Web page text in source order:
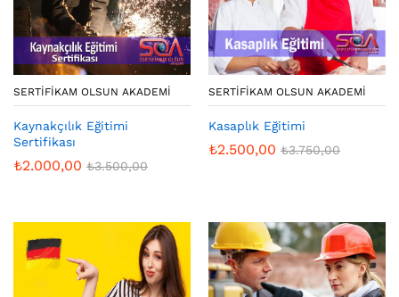
SERTIFIKAM OLSUN AKADEMI
Kaynakçılık Eğitimi
Sertifikası
₺2.000,00 ₺3.500,00
SERTIFIKAM OLSUN AKADEMI
Kasaplık Eğitimi
₺2.500,00 ₺3.750,00